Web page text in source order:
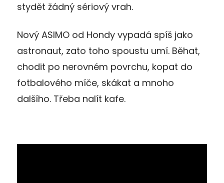
stydět žádný sériový vrah.
Nový ASIMO od Hondy vypadá spíš jako
astronaut, zato toho spoustu umí. Běhat,
chodit po nerovném povrchu, kopat do
fotbalového míče, skákat a mnoho
dalšího. Třeba nalít kafe.